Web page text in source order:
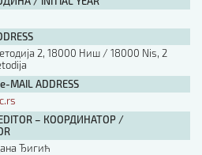
[B5, ћир]
[B5, лат]
[B5, енг]
ИЗДАЊА
2, 18000 Ниш / 18000 Nis, 2
ADDRESS
– КООРДИНАТОР /
Ђигић